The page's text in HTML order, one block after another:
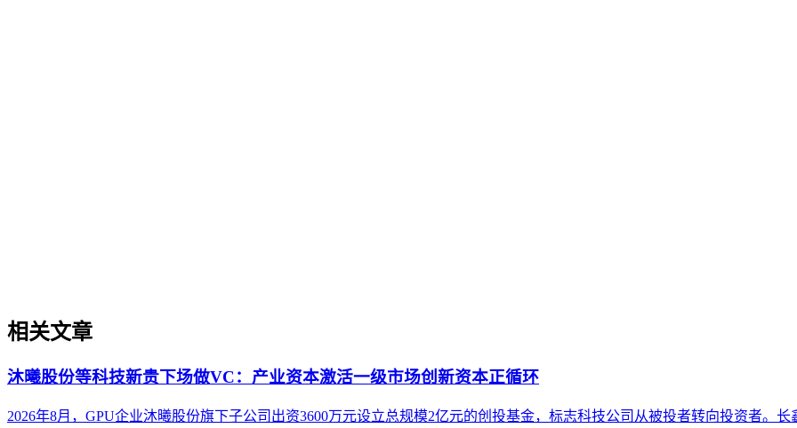
相关文章
沐曦股份等科技新贵下场做VC：产业资本激活一级市场创新资本正循环
2026年8月，GPU企业沐曦股份旗下子公司出资3600万元设立总规模2亿元的创投基金，标志科技公司从被投者转向投资者。